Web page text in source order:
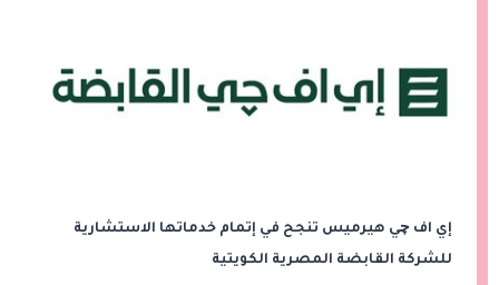
إي اف چي هيرميس تنجح في إتمام خدماتها الاستشارية
للشركة القابضة المصرية الكويتية